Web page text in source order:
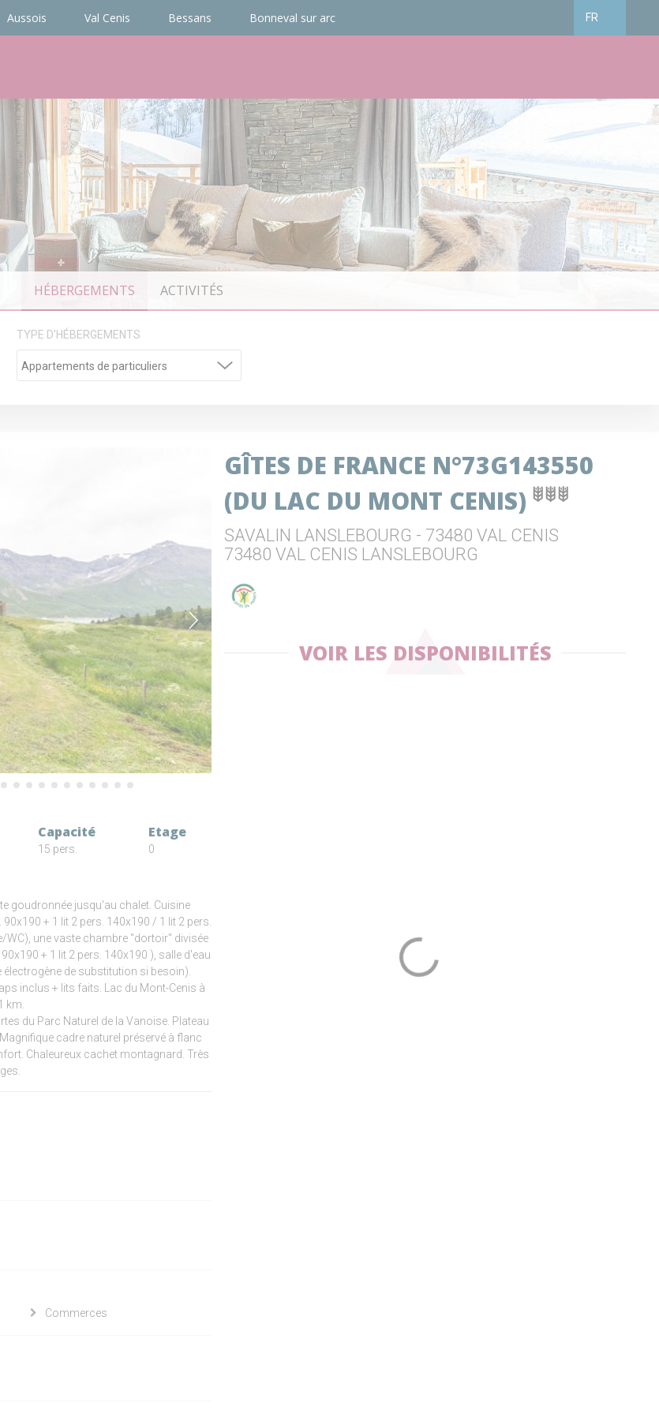
Aussois Val Cenis Bessans Bonneval sur arc FR
HÉBERGEMENTS ACTIVITÉS
TYPE D'HÉBERGEMENTS
Capacité
15 pers.
Etage
0
goudronnée jusqu'au chalet. Cuisine
+ 1 lit 2 pers. 140x190 / 1 lit 2 pers.
WC), une vaste chambre "dortoir" divisée
+ 1 lit 2 pers. 140x190 ), salle d'eau
de substitution si besoin).
inclus + lits faits. Lac du Mont-Cenis à
km.
du Parc Naturel de la Vanoise. Plateau
cadre naturel préservé à flanc
Chaleureux cachet montagnard. Très
Commerces
GÎTES DE FRANCE N°73G143550
(DU LAC DU MONT CENIS)
SAVALIN LANSLEBOURG - 73480 VAL CENIS
73480 VAL CENIS LANSLEBOURG
VOIR LES DISPONIBILITÉS